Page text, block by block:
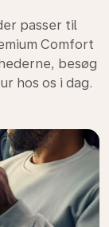
passer til
Comfort
besøg
hos os i dag.